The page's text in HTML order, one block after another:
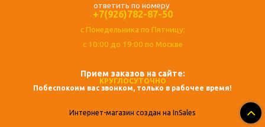
ответить по номеру
+7(926)782-87-50
с Понедельника по Пятницу:
с 10:00 до 19:00 по Москве
Прием заказов на сайте:
КРУГЛОСУТОЧНО
Побеспокоим вас звонком, только в рабочее время!
Интернет-магазин создан на InSales